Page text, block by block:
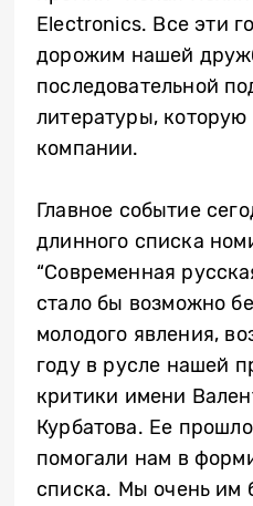
Electronics. Все эти
дорожим нашей
последовательной
литературы, которую
компании.
Главное событие
длинного списка
“Современная
стало бы возможно
молодого явления,
году в русле нашей
критики имени
Курбатова. Ее
помогали нам в
списка. Мы очень им